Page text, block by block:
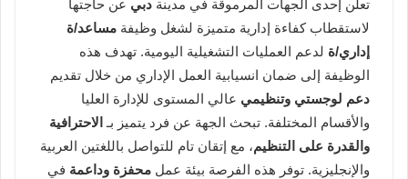
تعلن إحدى الجهات المرموقة في مدينة دبي عن حاجتها
لاستقطاب كفاءة إدارية متميزة لشغل وظيفة مساعد/ة
إداري/ة لدعم العمليات التشغيلية اليومية. تهدف هذه
الوظيفة إلى ضمان انسيابية العمل الإداري من خلال تقديم
دعم لوجستي وتنظيمي عالي المستوى للإدارة العليا
والأقسام المختلفة. تبحث الجهة عن فرد يتميز بـ الاحترافية
والقدرة على التنظيم، مع إتقان تام للتواصل باللغتين العربية
والإنجليزية. توفر هذه الفرصة بيئة عمل محفزة وداعمة في